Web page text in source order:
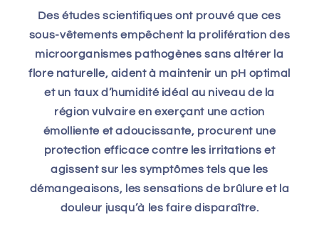
Des études scientifiques ont prouvé que ces
sous-vêtements empêchent la prolifération des
microorganismes pathogènes sans altérer la
flore naturelle, aident à maintenir un pH optimal
et un taux d’humidité idéal au niveau de la
région vulvaire en exerçant une action
émolliente et adoucissante, procurent une
protection efficace contre les irritations et
agissent sur les symptômes tels que les
démangeaisons, les sensations de brûlure et la
douleur jusqu’à les faire disparaître.